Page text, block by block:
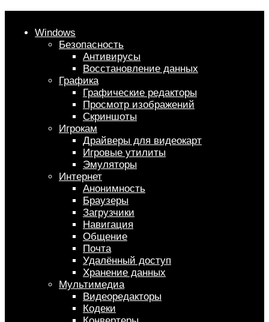
Windows
Безопасность
Антивирусы
Восстановление данных
Графика
Графические редакторы
Просмотр изображений
Скриншоты
Игрокам
Драйверы для видеокарт
Игровые утилиты
Эмуляторы
Интернет
Анонимность
Браузеры
Загрузчики
Навигация
Общение
Почта
Удалённый доступ
Хранение данных
Мультимедиа
Видеоредакторы
Кодеки